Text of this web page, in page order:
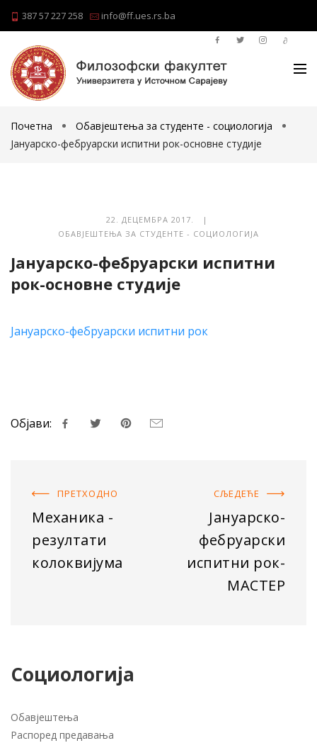
387 57 227 258 info@ff.ues.rs.ba
Почетна
Обавјештења за студенте - социологија
Јануарско-фебруарски испитни рок-основне студије
22. ДЕЦЕМБРА 2017. |
ОБАВЈЕШТЕЊА ЗА СТУДЕНТЕ - СОЦИОЛОГИЈА
Јануарско-фебруарски испитни
рок-основне студије
Јануарско-фебруарски испитни рок
Објави:
ПРЕТХОДНO
Механика -
резултати
колоквијума
СЉЕДЕЋE
Јануарско-
фебруарски
испитни рок-
МАСТЕР
Социологија
Обавјештења
Распоред предавања